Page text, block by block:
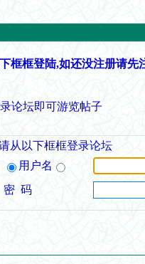
框框登陆,如还没注册请先
论坛即可游览帖子
从以下框框登录论坛
用户名
密 码